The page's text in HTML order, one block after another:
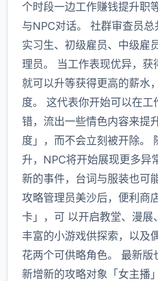
个时段一边工作赚钱提升职
与NPC对话。 社群审查员
实习生、初级雇员、中级雇
理员。 当工作表现优异，获
就可以升等获得更高的薪水
度。 这代表你开始可以在工
错，流出一些情色内容来提
度」，而不会立刻被开除。
升，NPC将开始展现更多异
新的事件，台词与服装也可
攻略管理员美沙后，便利商
卡」，可 以开启教堂、漫展
丰富的小游戏供探索，以及
花两个可供略角色。 最新版
新增新的攻略对象「女主播